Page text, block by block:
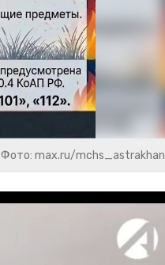
Фото: max.ru/mchs_astrakhan